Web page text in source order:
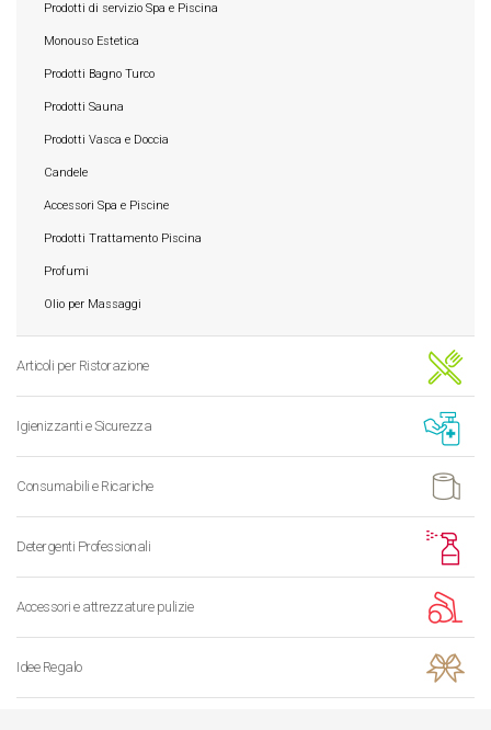
Prodotti di servizio Spa e Piscina
Monouso Estetica
Prodotti Bagno Turco
Prodotti Sauna
Prodotti Vasca e Doccia
Candele
Accessori Spa e Piscine
Prodotti Trattamento Piscina
Profumi
Olio per Massaggi
Articoli per Ristorazione
Igienizzanti e Sicurezza
Consumabili e Ricariche
Detergenti Professionali
Accessori e attrezzature pulizie
Idee Regalo